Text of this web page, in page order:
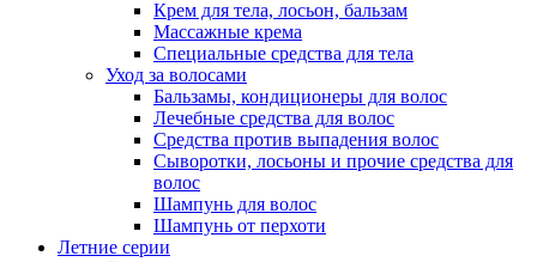
Крем для тела, лосьон, бальзам
Массажные крема
Специальные средства для тела
Уход за волосами
Бальзамы, кондиционеры для волос
Лечебные средства для волос
Средства против выпадения волос
Сыворотки, лосьоны и прочие средства для
волос
Шампунь для волос
Шампунь от перхоти
Летние серии